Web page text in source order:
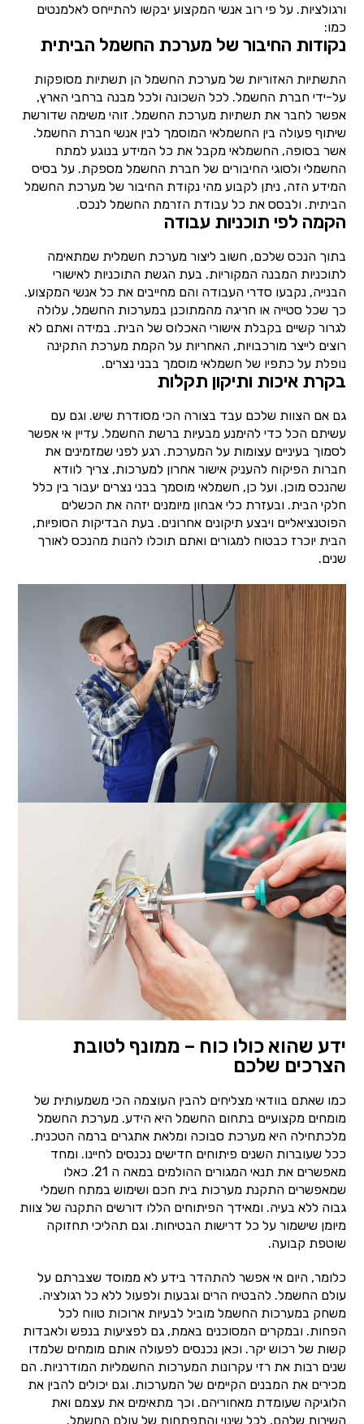
ורגולציות. על פי רוב אנשי המקצוע יבקשו להתייחס לאלמנטים
כמו:
נקודות החיבור של מערכת החשמל הביתית
התשתיות האזוריות של מערכת החשמל הן תשתיות מסופקות
על-ידי חברת החשמל. לכל השכונה ולכל מבנה ברחבי הארץ,
אפשר לחבר את תשתיות מערכת החשמל. זוהי משימה שדורשת
שיתוף פעולה בין החשמלאי המוסמך לבין אנשי חברת החשמל.
אשר בסופה, החשמלאי מקבל את כל המידע בנוגע למתח
החשמלי ולסוגי החיבורים של חברת החשמל מספקת. על בסיס
המידע הזה, ניתן לקבוע מהי נקודת החיבור של מערכת החשמל
הביתית. ולבסס את כל עבודת הזרמת החשמל לנכס.
הקמה לפי תוכניות עבודה
בתוך הנכס שלכם, חשוב ליצור מערכת חשמלית שמתאימה
לתוכניות המבנה המקוריות. בעת הגשת התוכניות לאישורי
הבנייה, נקבעו סדרי העבודה והם מחייבים את כל אנשי המקצוע.
כך שכל סטייה או חריגה מהמתוכנן במערכות החשמל, עלולה
לגרור קשיים בקבלת אישורי האכלוס של הבית. במידה ואתם לא
רוצים לייצר מורכבויות, האחריות על הקמת מערכת התקינה
נופלת על כתפיו של חשמלאי מוסמך בבני נצרים.
בקרת איכות ותיקון תקלות
גם אם הצוות שלכם עבד בצורה הכי מסודרת שיש. וגם עם
עשיתם הכל כדי להימנע מבעיות ברשת החשמל. עדיין אי אפשר
לסמוך בעיניים עצומות על המערכת. רגע לפני שמזמינים את
חברות הפיקוח להעניק אישור אחרון למערכות, צריך לוודא
שהנכס מוכן. ועל כן, חשמלאי מוסמך בבני נצרים יעבור בין כלל
חלקי הבית. ובעזרת כלי אבחון מיומנים יזהה את הכשלים
הפוטנציאליים ויבצע תיקונים אחרונים. בעת הבדיקות הסופיות,
הבית יוכרז כבטוח למגורים ואתם תוכלו להנות מהנכס לאורך
שנים.
ידע שהוא כולו כוח – ממונף לטובת
הצרכים שלכם
כמו שאתם בוודאי מצליחים להבין העוצמה הכי משמעותית של
מומחים מקצועיים בתחום החשמל היא הידע. מערכת החשמל
מלכתחילה היא מערכת סבוכה ומלאת אתגרים ברמה הטכנית.
ככל שעוברות השנים פיתוחים חדישים נכנסים לחיינו. ומחד
מאפשרים את תנאי המגורים ההולמים במאה ה 21. כאלו
שמאפשרים התקנת מערכות בית חכם ושימוש במתח חשמלי
גבוה ללא בעיה. ומאידך הפיתוחים הללו דורשים התקנה של צוות
מיומן שישמור על כל דרישות הבטיחות. וגם תהליכי תחזוקה
שוטפת קבועה.
כלומר, היום אי אפשר להתהדר בידע לא ממוסד שצברתם על
עולם החשמל. להבטיח הרים וגבעות ולפעול ללא כל רגולציה.
משחק במערכות החשמל מוביל לבעיות ארוכות טווח לכל
הפחות. ובמקרים המסוכנים באמת, גם לפציעות בנפש ולאבדות
קשות של רכוש יקר. וכאן נכנסים לפעולה אותם מומחים שלמדו
שנים רבות את רזי עקרונות המערכות החשמליות המודרניות. הם
מכירים את המבנים הקיימים של המערכות. וגם יכולים להבין את
הלוגיקה שעומדת מאחוריהם. וכך מתאימים את עצמם ואת
השירות שלהם, לכל שינוי והתפתחות של עולם החשמל.